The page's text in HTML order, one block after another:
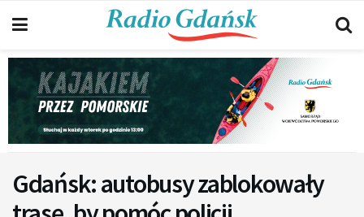
Gdańsk: autobusy zablokowały